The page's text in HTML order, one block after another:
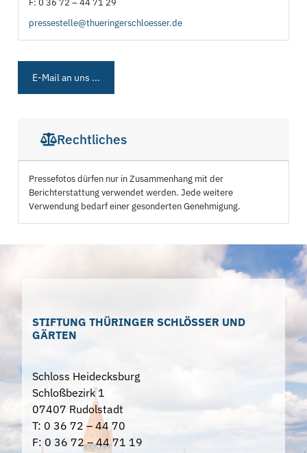
pressestelle@thueringerschloesser.de
E-Mail an uns ...
Rechtliches
Pressefotos dürfen nur in Zusammenhang mit der
Berichterstattung verwendet werden. Jede weitere
Verwendung bedarf einer gesonderten Genehmigung.
STIFTUNG THÜRINGER SCHLÖSSER UND
GÄRTEN
Schloss Heidecksburg
Schloßbezirk 1
07407 Rudolstadt
T: 0 36 72 – 44 70
F: 0 36 72 – 44 71 19